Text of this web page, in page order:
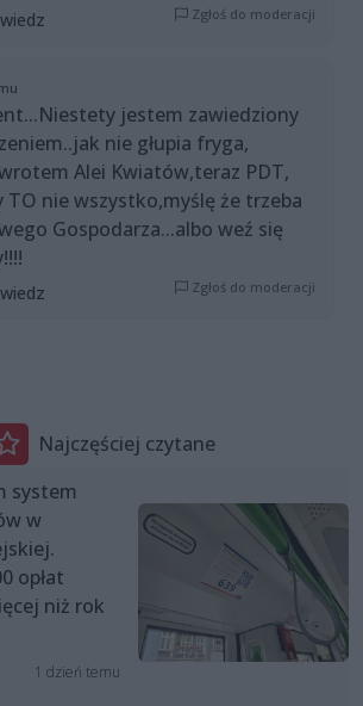
Zgłoś do moderacji
jestem zawiedziony
nie głupia fryga,
Alei Kwiatów,teraz PDT,
nie wszystko,myślę że trzeba
Gospodarza...albo weź się
Zgłoś do moderacji
Najczęściej czytane
system
w
opłat
niż rok
1 dzień temu